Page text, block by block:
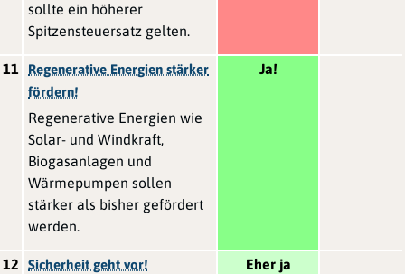
sollte ein höherer
Spitzensteuersatz gelten.
11
Regenerative Energien stärker
fördern!
Regenerative Energien wie
Solar- und Windkraft,
Biogasanlagen und
Wärmepumpen sollen
stärker als bisher gefördert
werden.
Ja!
12 Sicherheit geht vor! Eher ja